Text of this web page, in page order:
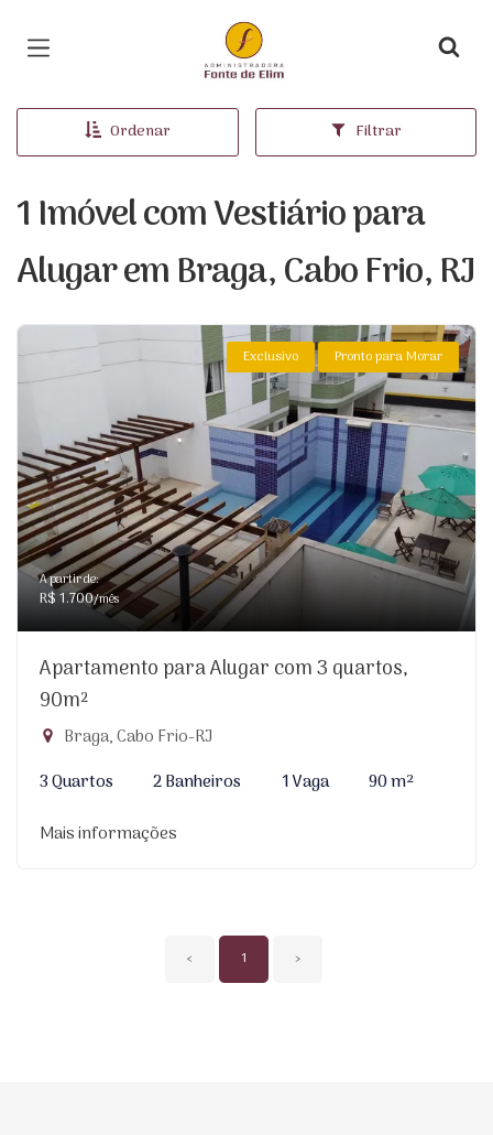
Página inicial
Ordenar Filtrar
1 Imóvel com Vestiário para
Alugar em Braga, Cabo Frio, RJ
Exclusivo Pronto para Morar
A partir de:
R$ 1.700/mês
Apartamento para Alugar com 3 quartos,
90m²
Braga, Cabo Frio-RJ
3 Quartos
2 Banheiros 1 Vaga
90 m²
Mais informações
‹ 1 ›